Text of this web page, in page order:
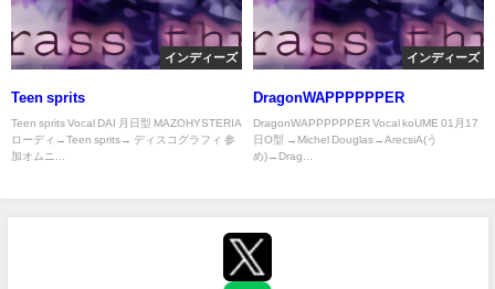
インディーズ
Teen sprits
Teen sprits Vocal DAI 月日型 MAZOHYSTERIA
ローディ→Teen sprits→ ディスコグラフィ 参
加オムニ...
インディーズ
DragonWAPPPPPPER
DragonWAPPPPPPER Vocal koUME 01月17
日O型 →Michel Douglas→ArecsiA(う
め)→Drag...